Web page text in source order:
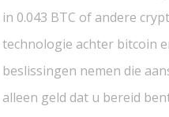
in 0.043 BTC of andere
technologie achter bitcoin
beslissingen nemen die
alleen geld dat u bereid